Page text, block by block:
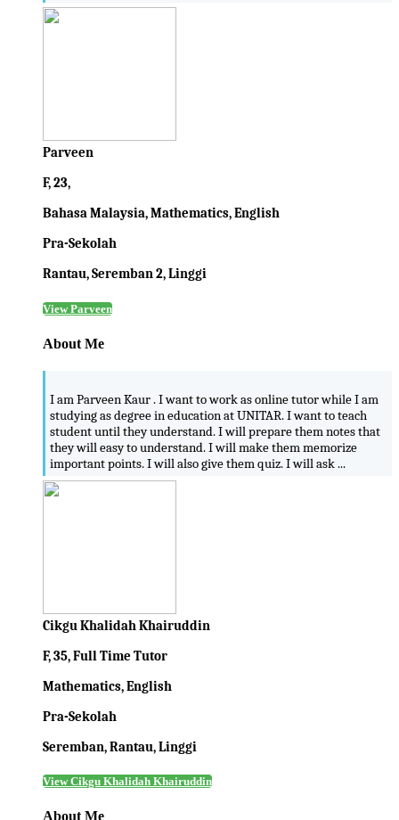
Parveen
F, 23,
Bahasa Malaysia, Mathematics, English
Pra-Sekolah
Rantau, Seremban 2, Linggi
View Parveen
About Me
I am Parveen Kaur . I want to work as online tutor while I am
studying as degree in education at UNITAR. I want to teach
student until they understand. I will prepare them notes that
they will easy to understand. I will make them memorize
important points. I will also give them quiz. I will ask ...
Cikgu Khalidah Khairuddin
F, 35, Full Time Tutor
Mathematics, English
Pra-Sekolah
Seremban, Rantau, Linggi
View Cikgu Khalidah Khairuddin
About Me